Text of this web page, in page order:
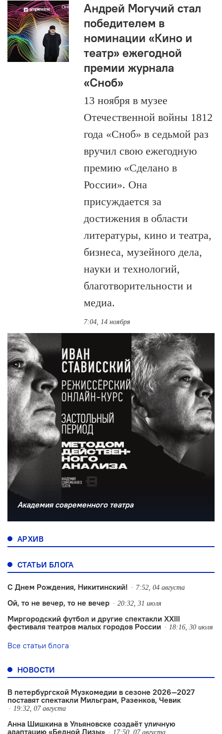
Андрей Могучий стал
победителем в
номинации «Кино и
театр» ежегодной
премии журнала
«Сноб»
13 ноября в музее
Отечественной войны 1812
года «Сноб» в седьмой раз
вручил свою ежегодную
премию «Сделано в
России». Она
присуждается за
достижения в области
литературы, кино и театра,
бизнеса, музейного дела,
науки и технологий,
благотворительности и
медиа.
7:04, 14 ноября
Академия современного театра
АРХИВ
СТАТЬИ БЛОГА
С Днем Рождения, Никитинский! 7:52, 04 августа
Ой, то не вечер, то не вечер 20:32, 31 июля
Миргородский футбол и другие спектакли XXIII
фестиваля театров малых городов России
18:16, 30 июля
Все статьи блога
НОВОСТИ
В петербургской Музкомедии в сезоне 2026—2027
поставят спектакли Мильграм, Разенков, Чевик
19:32, 07 августа
Анна Шишкина в Ульяновске создаëт уличную
адаптацию «Бедной Лизы»
17:50, 07 августа